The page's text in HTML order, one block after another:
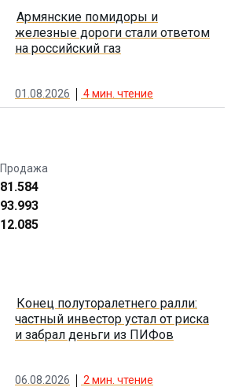
Армянские помидоры и
железные дороги стали ответом
на российский газ
01.08.2026 4мин. чтение
Продажа
81.584
93.993
12.085
Конец полуторалетнего ралли:
частный инвестор устал от риска
и забрал деньги из ПИФов
06.08.2026 2 мин. чтение